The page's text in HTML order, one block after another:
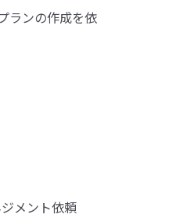
ランの作成を依
メント依頼